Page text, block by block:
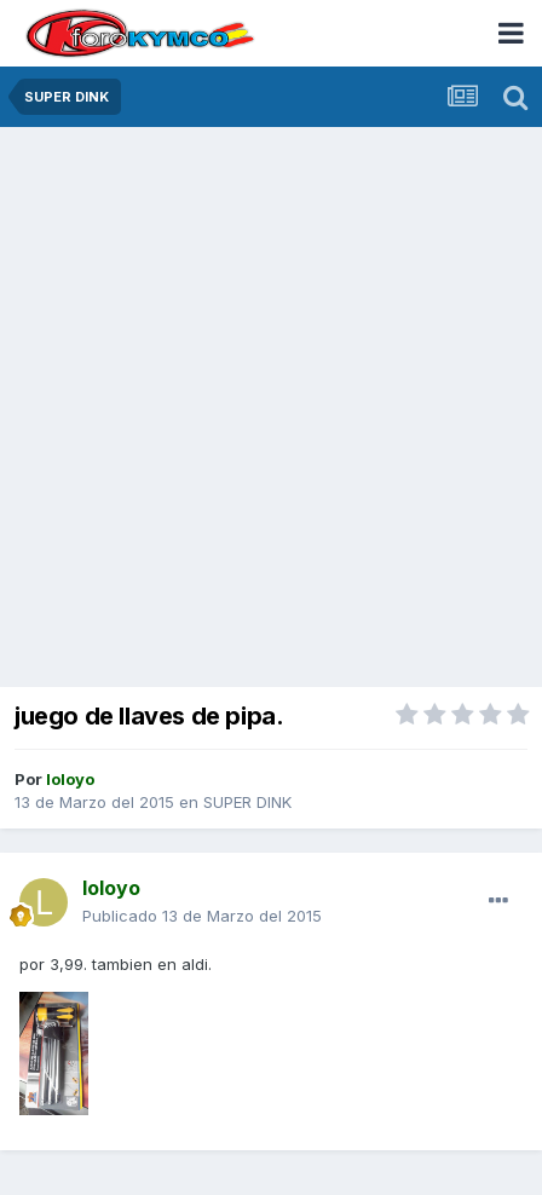
SUPER DINK
juego de llaves de pipa.
Por loloyo
13 de Marzo del 2015 en SUPER DINK
loloyo
Publicado 13 de Marzo del 2015
por 3,99. tambien en aldi.